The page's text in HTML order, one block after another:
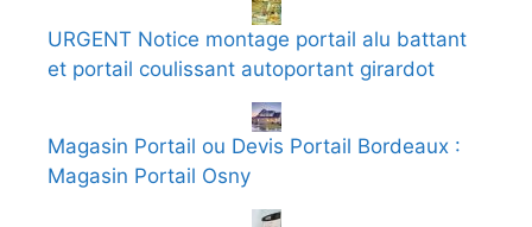
URGENT Notice montage portail alu battant
et portail coulissant autoportant girardot
Magasin Portail ou Devis Portail Bordeaux :
Magasin Portail Osny